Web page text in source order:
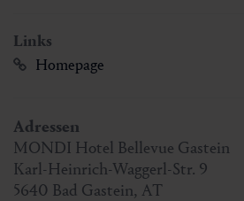
Links
Homepage
Adressen
MONDI Hotel Bellevue Gastein
Karl-Heinrich-Waggerl-Str. 9
5640 Bad Gastein, AT